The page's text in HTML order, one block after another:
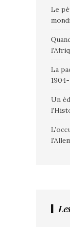
Le
La
1904-
Un